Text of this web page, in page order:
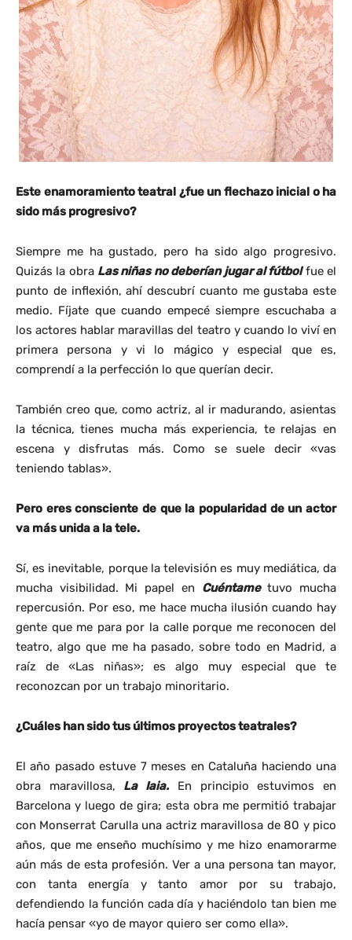
Este enamoramiento teatral ¿fue un flechazo inicial o ha
sido más progresivo?
Siempre me ha gustado, pero ha sido algo progresivo.
Quizás la obra Las niñas no deberían jugar al fútbolfue el
punto de inflexión, ahí descubrí cuanto me gustaba este
medio. Fíjate que cuando empecé siempre escuchaba a
los actores hablar maravillas del teatro y cuando lo viví en
primera persona y vi lo mágico y especial que es,
comprendí a la perfección lo que querían decir.
También creo que, como actriz, al ir madurando, asientas
la técnica, tienes mucha más experiencia, te relajas en
escena y disfrutas más. Como se suele decir «vas
teniendo tablas».
Pero eres consciente de que la popularidad de un actor
va más unida a la tele.
Sí, es inevitable, porque la televisión es muy mediática, da
mucha visibilidad. Mi papel en Cuéntame tuvo mucha
repercusión. Por eso, me hace mucha ilusión cuando hay
gente que me para por la calle porque me reconocen del
teatro, algo que me ha pasado, sobre todo en Madrid, a
raíz de «Las niñas»; es algo muy especial que te
reconozcan por un trabajo minoritario.
¿Cuáles han sido tus últimos proyectos teatrales?
El año pasado estuve 7 meses en Cataluña haciendo una
obra maravillosa, La Iaia. En principio estuvimos en
Barcelona y luego de gira; esta obra me permitió trabajar
con Monserrat Carulla una actriz maravillosa de 80 y pico
años, que me enseño muchísimo y me hizo enamorarme
aún más de esta profesión. Ver a una persona tan mayor,
con tanta energía y tanto amor por su trabajo,
defendiendo la función cada día y haciéndolo tan bien me
hacía pensar «yo de mayor quiero ser como ella».